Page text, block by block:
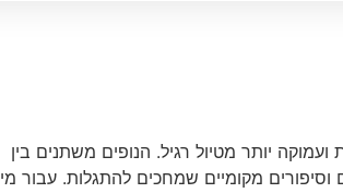
יותר מטיול רגיל. הנופים משתנים בין
מקומיים שמחכים להתגלות. עבור מי